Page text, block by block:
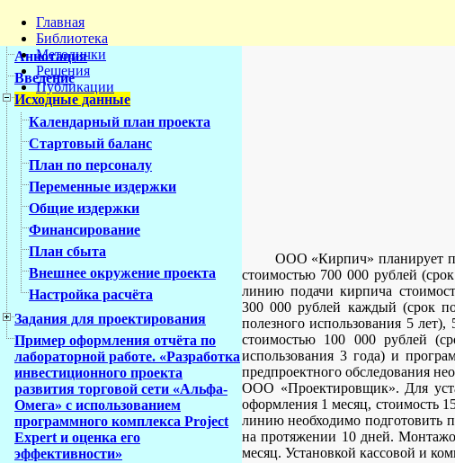
Главная
Библиотека
Методички
Решения
Публикации
Аннотация
Введение
Исходные данные
Календарный план проекта
Стартовый баланс
План по персоналу
Переменные издержки
Общие издержки
Финансирование
План сбыта
Внешнее окружение проекта
Настройка расчёта
Задания для проектирования
Пример оформления отчёта по
лабораторной работе. «Разработка
инвестиционного проекта
развития торговой сети «Альфа-
Омега» с использованием
программного комплекса Project
Expert и оценка его
эффективности»
ООО «Кирпич» планирует
стоимостью 700 000 рублей
линию подачи кирпича
300 000 рублей каждый (срок
полезного использования 5
стоимостью 100 000 рублей
использования 3 года) и
предпроектного обследования
ООО «Проектировщик». Для
оформления 1 месяц, стоимость
линию необходимо подготовить
на протяжении 10 дней.
месяц. Установкой кассовой и